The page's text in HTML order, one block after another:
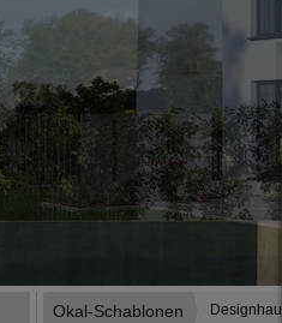
Okal-Schablonen Designhaus